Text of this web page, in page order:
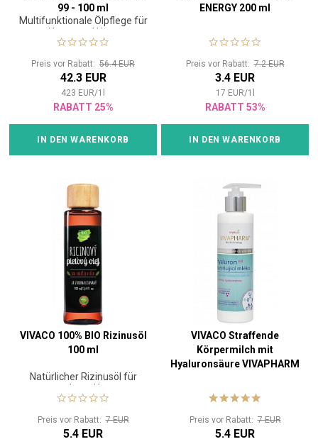
99 - 100 ml
Multifunktionale Ölpflege für
Haare und Haut
Preis vor Rabatt: 56.4 EUR
42.3 EUR
423 EUR/1
RABATT 25%
IN DEN WARENKORB
ENERGY 200 ml
Preis vor Rabatt:7.2 EUR
3.4 EUR
17 EUR/1
RABATT 53%
IN DEN WARENKORB
VIVACO 100% BIO Rizinusöl
100 ml
Natürlicher Rizinusöl für
trockene Haut
Preis vor Rabatt:7 EUR
5.4 EUR
VIVACO Straffende
Körpermilch mit
Hyaluronsäure VIVAPHARM
Preis vor Rabatt:7 EUR
5.4 EUR